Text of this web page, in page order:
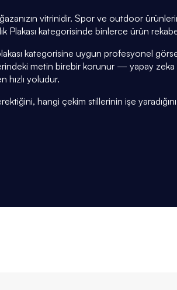
vitrinidir. Spor ve outdoor
Plakası kategorisinde binlerce ürün
kategorisine uygun profesyonel
metin birebir korunur — yapay
hızlı yoludur.
hangi çekim stillerinin işe